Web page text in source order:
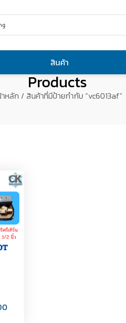
สินค้า
Products
หลัก / สินค้าที่มีป้ายกำกับ “vc6013af”